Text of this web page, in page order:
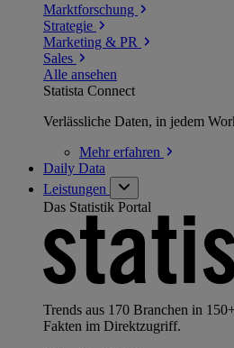
Marktforschung
Strategie
Marketing & PR
Sales
Alle ansehen
Statista Connect
Verlässliche Daten, in jedem
Mehrerfahren
Daily Data
Leistungen
Das Statistik Portal
Trends aus 170 Branchen in
Fakten im Direktzugriff.